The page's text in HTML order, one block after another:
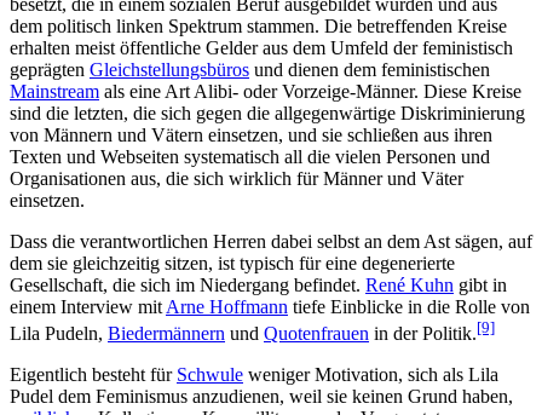
dem politisch linken Spektrum stammen. Die betreffenden Kreise
erhalten meist öffentliche Gelder aus dem Umfeld der feministisch
geprägten Gleichstellungsbüros und dienen dem feministischen
Mainstream als eine Art Alibi- oder Vorzeige-Männer. Diese Kreise
sind die letzten, die sich gegen die allgegenwärtige Diskriminierung
von Männern und Vätern einsetzen, und sie schließen aus ihren
Texten und Webseiten systematisch all die vielen Personen und
Organisationen aus, die sich wirklich für Männer und Väter
einsetzen.
Dass die verantwortlichen Herren dabei selbst an dem Ast sägen, auf
dem sie gleichzeitig sitzen, ist typisch für eine degenerierte
Gesellschaft, die sich im Niedergang befindet. René Kuhn gibt in
einem Interview mit Arne Hoffmann tiefe Einblicke in die Rolle von
Lila Pudeln, Biedermännern und Quotenfrauen in der Politik.[9]
Eigentlich besteht für Schwule weniger Motivation, sich als Lila
Pudel dem Feminismus anzudienen, weil sie keinen Grund haben,